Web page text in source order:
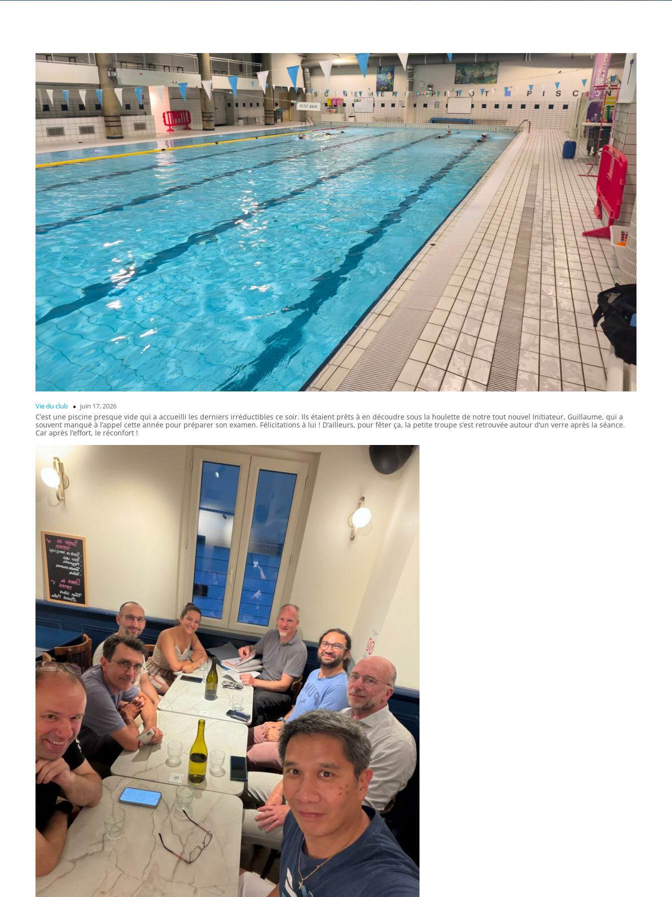
Vie du club juin 17, 2026
C’est une piscine presque vide qui a accueilli les derniers irréductibles ce soir. Ils étaient prêts à en découdre sous la houlette de notre tout nouvel Initiateur, Guillaume, qui a
souvent manqué à l’appel cette année pour préparer son examen. Félicitations à lui ! D’ailleurs, pour fêter ça, la petite troupe s’est retrouvée autour d’un verre après la séance.
Car après l’effort, le réconfort !